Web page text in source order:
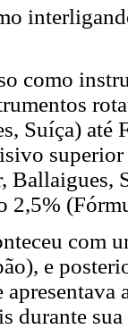
como
Suíça) até
com
e
durante